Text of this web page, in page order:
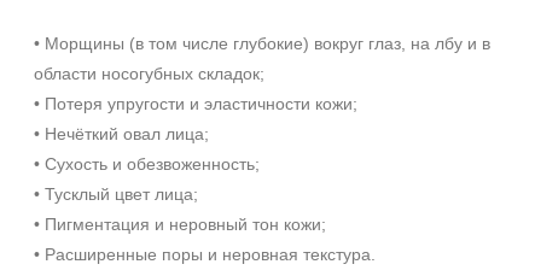
• Морщины (в том числе глубокие) вокруг глаз, на лбу и в
области носогубных складок;
• Потеря упругости и эластичности кожи;
• Нечёткий овал лица;
• Сухость и обезвоженность;
• Тусклый цвет лица;
• Пигментация и неровный тон кожи;
• Расширенные поры и неровная текстура.